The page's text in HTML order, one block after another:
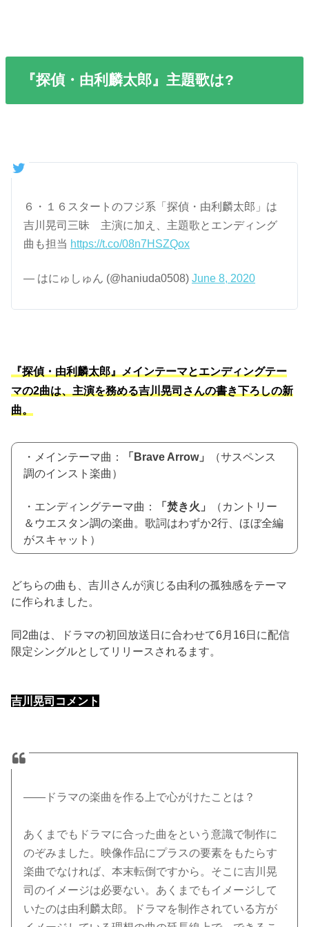
『探偵・由利麟太郎』主題歌は?
６・１６スタートのフジ系「探偵・由利麟太郎」は
吉川晃司三昧 主演に加え、主題歌とエンディング
曲も担当 https://t.co/08n7HSZQox
— はにゅしゅん (@haniuda0508)June 8, 2020
『探偵・由利麟太郎』メインテーマとエンディングテー
マの2曲は、主演を務める吉川晃司さんの書き下ろしの新
曲。
・メインテーマ曲： 「Brave Arrow」
（サスペンス
調のインスト楽曲）
・エンディングテーマ曲： 「焚き火」
（カントリー
＆ウエスタン調の楽曲。歌詞はわずか2行、ほぼ全編
がスキャット）
どちらの曲も、吉川さんが演じる由利の孤独感をテーマ
に作られました。
同2曲は、ドラマの初回放送日に合わせて6月16日に配信
限定シングルとしてリリースされるます。
吉川晃司コメント
――ドラマの楽曲を作る上で心がけたことは？
あくまでもドラマに合った曲をという意識で制作に
のぞみました。映像作品にプラスの要素をもたらす
楽曲でなければ、本末転倒ですから。そこに吉川晃
司のイメージは必要ない。あくまでもイメージして
いたのは由利麟太郎。ドラマを制作されている方が